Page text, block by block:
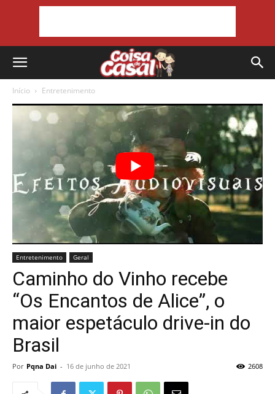
Início Entretenimento
Entretenimento Geral
Caminho do Vinho recebe
“Os Encantos de Alice”, o
maior espetáculo drive-in do
Brasil
Por Pqna Dai - 16 de junho de 2021 2608